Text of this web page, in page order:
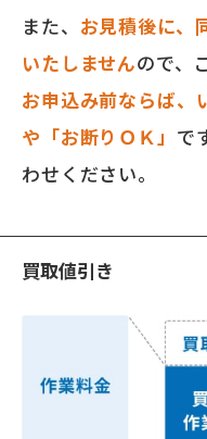
また、 お見積後に、
いたしませんので、
お申込み前ならば、
や「お断りＯＫ」 で
わせください。
買取値引き